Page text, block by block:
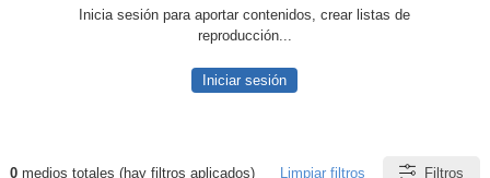
Inicia sesión para aportar contenidos, crear listas de
reproducción...
Iniciar sesión
0medios totales (hay filtros aplicados) Limpiar filtros Filtros